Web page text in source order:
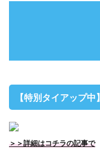
【特別タイアップ中】
＞＞詳細はコチラの記事で